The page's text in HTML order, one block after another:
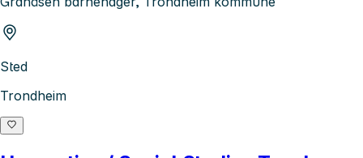
Sted
Trondheim